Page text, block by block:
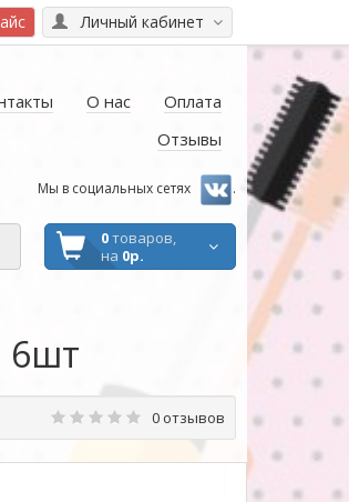
Личный кабинет
О нас
Оплата
Отзывы
Мы в социальных сетях .
0товаров,
на 0р.
6шт
0 отзывов